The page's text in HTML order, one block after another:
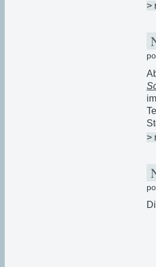
>
>